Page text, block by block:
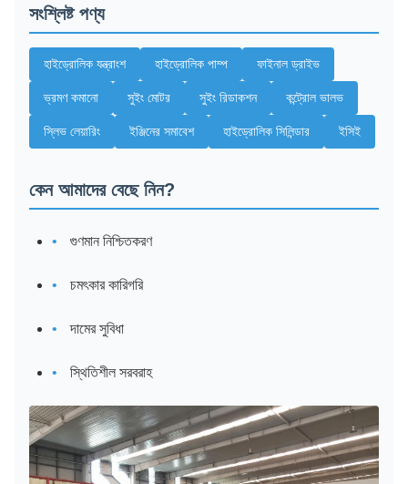
সংশ্লিষ্ট পণ্য
হাইড্রোলিক যন্ত্রাংশ হাইড্রোলিক পাম্প ফাইনাল ড্রাইভ
ভ্রমণ কমানো সুইং মোটর সুইং রিডাকশন কন্ট্রোল ভালভ
স্লিভ লেয়ারিং ইঞ্জিনের সমাবেশ হাইড্রোলিক সিলিন্ডার ইসিই
কেন আমাদের বেছে নিন?
গুণমান নিশ্চিতকরণ
চমৎকার কারিগরি
দামের সুবিধা
স্থিতিশীল সরবরাহ